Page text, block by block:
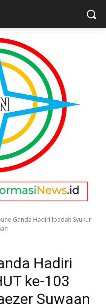
Ganda Hadiri Ibadah Syukur
Hadiri
ke-103
Suwaan